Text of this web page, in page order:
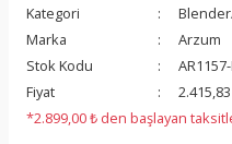
Kategori
Marka
Arzum
Stok Kodu
Fiyat
*2.899,00 ₺ den başlayan